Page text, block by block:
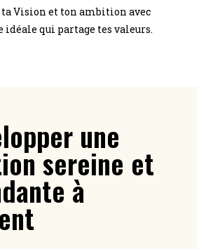
Vision et ton ambition avec
idéale qui partage tes valeurs.
une
sereine et
à